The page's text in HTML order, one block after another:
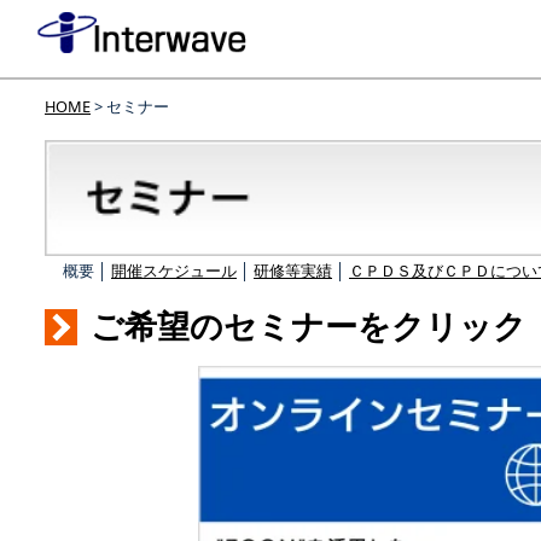
HOME> セミナー
概要 │ 開催スケジュール 研修等実績 ＣＰＤＳ及びＣＰＤにつ
ご希望のセミナーをクリック